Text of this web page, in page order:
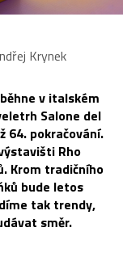
Krynek
v italském
Salone del
64. pokračování.
Rho
Krom tradičního
bude letos
tak trendy,
směr.